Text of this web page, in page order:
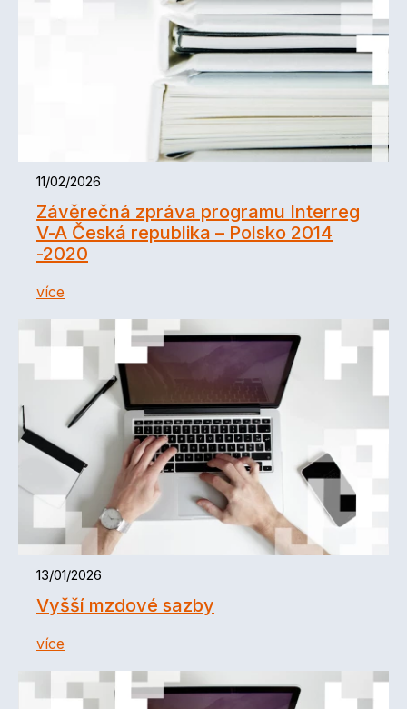
11/02/2026
Závěrečná zpráva programu Interreg
V-A Česká republika – Polsko 2014
-2020
více
13/01/2026
Vyšší mzdové sazby
více